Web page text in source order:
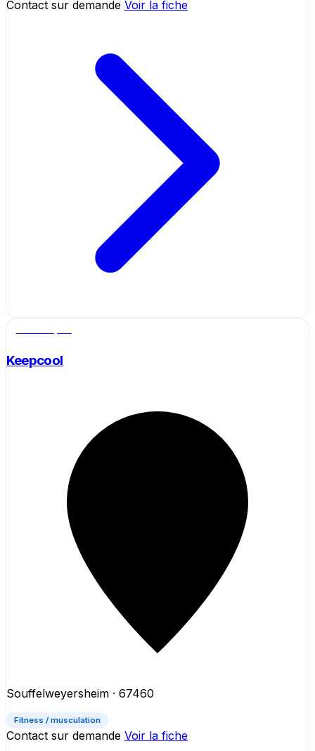
Contact sur demande Voir la fiche
Keepcool
Souffelweyersheim · 67460
Fitness / musculation
Contact sur demande Voir la fiche